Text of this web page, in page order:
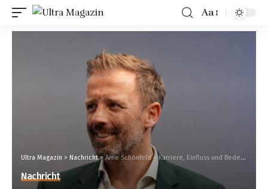
Aa
Ultra Magazin > Nachricht>Arne Schönfeld – Karriere, Einfluss und Bedeutung im digitalen Kundenservice
Nachricht